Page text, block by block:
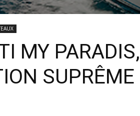
MY
SUPRÊME